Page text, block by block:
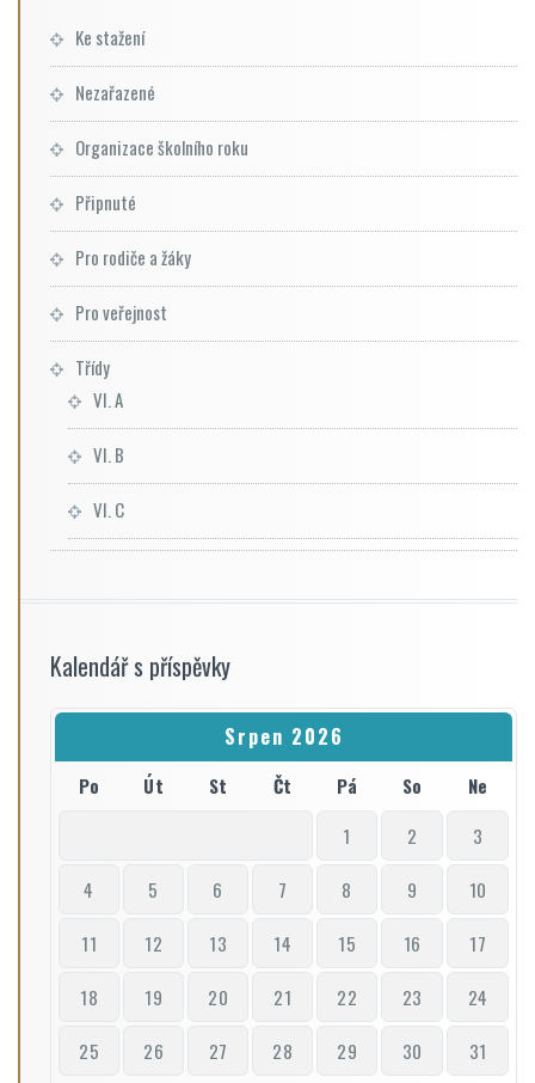
Ke stažení
Nezařazené
Organizace školního roku
Připnuté
Pro rodiče a žáky
Pro veřejnost
Třídy
VI. A
VI. B
VI. C
Kalendář s příspěvky
Srpen 2026
Po Út St Čt Pá So
Ne
1
2 3
4 5 6 7 8 9 10
11 12 13 14 15 16 17
18 19 20 21 22 23 24
25 26 27 28 29 30 31